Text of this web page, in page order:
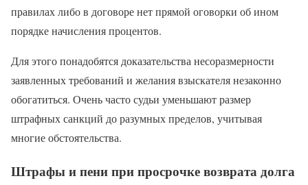
правилах либо в договоре нет прямой оговорки об ином
порядке начисления процентов.
Для этого понадобятся доказательства несоразмерности
заявленных требований и желания взыскателя незаконно
обогатиться. Очень часто судьи уменьшают размер
штрафных санкций до разумных пределов, учитывая
многие обстоятельства.
Штрафы и пени при просрочке возврата долга